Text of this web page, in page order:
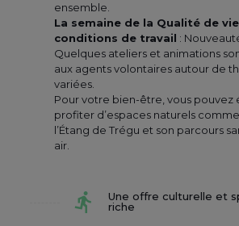
ensemble.
La semaine de la Qualité de
conditions de travail :
Quelques ateliers et animations
aux agents volontaires autour de
variées.
Pour votre bien-être, vous pouvez
profiter d’espaces naturels
l’Étang de Trégu et son parcours
air.
Une offre culturelle et
riche